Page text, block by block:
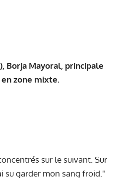
Borja Mayoral, principale
zone mixte.
sur le suivant. Sur
su garder mon sang froid."